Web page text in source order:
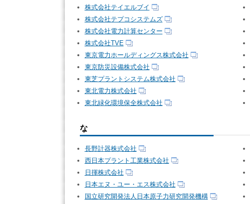
株式会社テイエルブイ
株式会社テプコシステムズ
株式会社電力計算センター
株式会社TVE
東京電力ホールディングス株式会社
東京防災設備株式会社
東芝プラントシステム株式会社
東北電力株式会社
東北緑化環境保全株式会社
な
長野計器株式会社
西日本プラント工業株式会社
日揮株式会社
日本エヌ・ユー・エス株式会社
国立研究開発法人日本原子力研究開発機構